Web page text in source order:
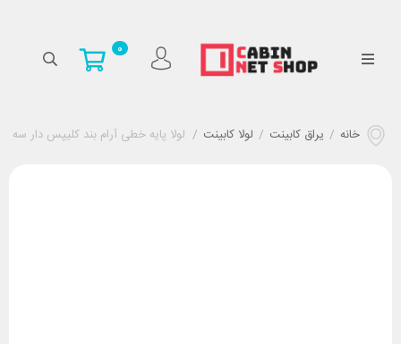
0
خانه / یراق کابینت / لولا کابینت / لولا پایه خطی آرام بند کلیپس دار سه